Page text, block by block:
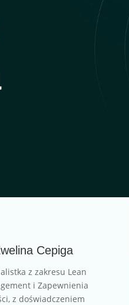
Cepiga
z zakresu Lean
i Zapewnienia
z doświadczeniem